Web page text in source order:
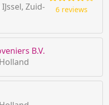
Zuid-
6 reviews
B.V.